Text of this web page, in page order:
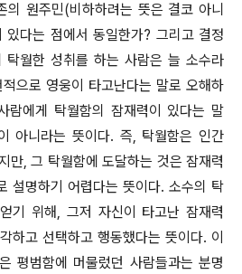
의 원주민(비하하려는 뜻은 결코 아니
다는 점에서 동일한가? 그리고 결정
탁월한 성취를 하는 사람은 늘 소수라
으로 영웅이 타고난다는 말로 오해하
람에게 탁월함의 잠재력이 있다는 말
아니라는 뜻이다. 즉, 탁월함은 인간
만, 그 탁월함에 도달하는 것은 잠재력
설명하기 어렵다는 뜻이다. 소수의 탁
기 위해, 그저 자신이 타고난 잠재력
하고 선택하고 행동했다는 뜻이다. 이
평범함에 머물렀던 사람들과는 분명